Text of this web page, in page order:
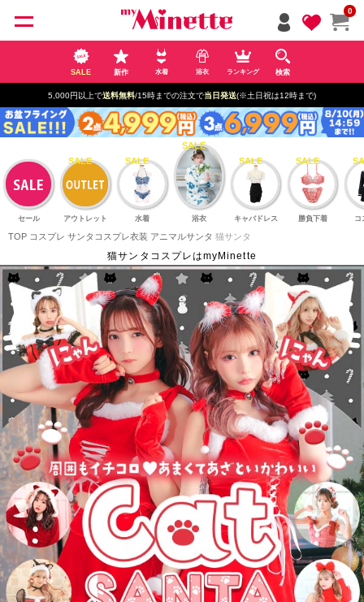
0
SALE 新作 水着 浴衣 ランキング 検索
5,000円以上で送料無料/15時までの注文で当日発送(※土日祝は12時まで)
セール アウトレット 水着 浴衣 キャバドレス 勝負下着 コ
TOP コスプレ サンタコスプレ衣装 アニマルサンタ 猫サンタ
猫サンタコスプレはmyMinette
ペー
ジト
ップ